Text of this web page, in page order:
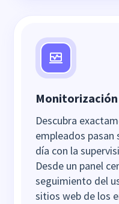
Descubra
empleados pasan
día con la
Desde un panel
seguimiento del
sitios web de los